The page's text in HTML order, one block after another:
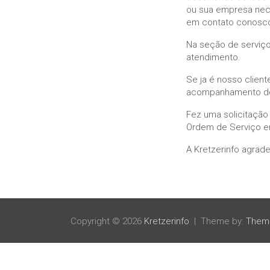
ou sua empresa
em contato
Na seção de
atendimento.
Se ja é nosso
acompanhamento
Fez uma
Ordem de Serviço
A Kretzerinfo
Copyright © 2026 Kretzerinfo Theme by: